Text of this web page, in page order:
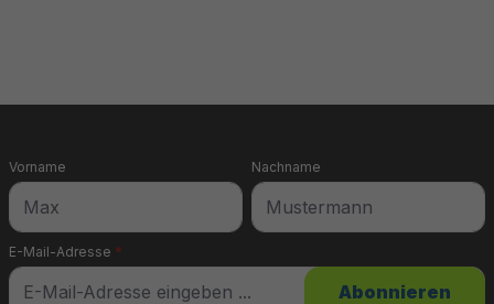
Finnen bieten die
sind zudem mit
Kajaks.
E-Mail-Adresse *
Vorname Nachname
Abonnieren